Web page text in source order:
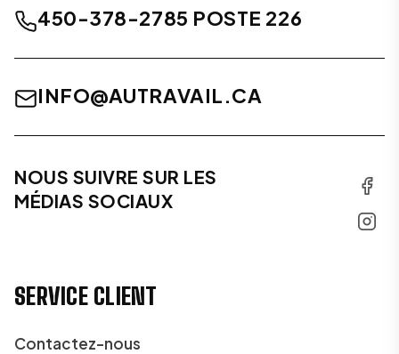
450-378-2785 POSTE 226
INFO@AUTRAVAIL.CA
NOUS SUIVRE SUR LES
MÉDIAS SOCIAUX
SERVICE CLIENT
Contactez-nous